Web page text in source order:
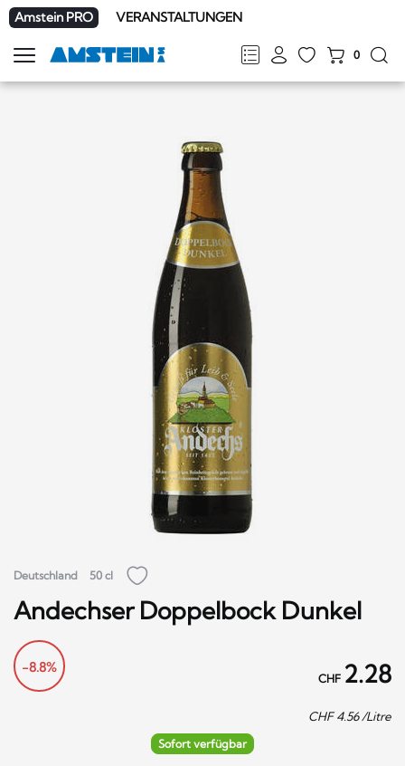
Amstein PRO VERANSTALTUNGEN
FRDEENIT
0
Navigation
zeigen
Deutschland 50 cl
Andechser Doppelbock Dunkel
-8.8%
CHF 2.28
CHF4.56/Litre
Sofort verfügbar